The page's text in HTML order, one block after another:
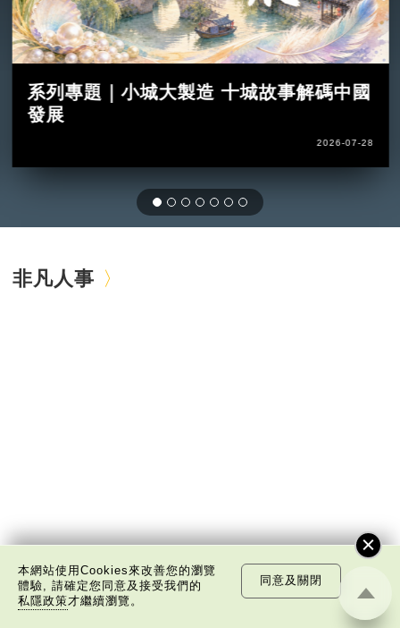
系列專題｜小城大製造 十城故事解碼中國
發展
2026-07-28
非凡人事
本網站使用Cookies來改善您的瀏覽
體驗, 請確定您同意及接受我們的
私隱政策才繼續瀏覽。
同意及關閉